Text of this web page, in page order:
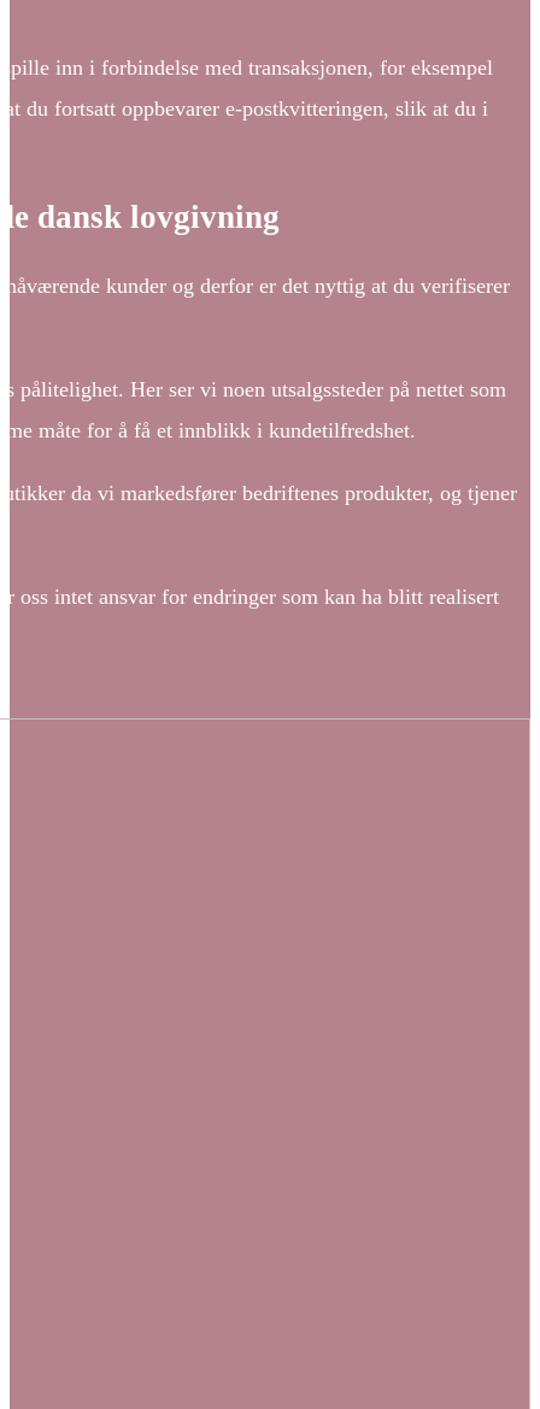
inn i forbindelse med transaksjonen, for eksempel
du fortsatt oppbevarer e-postkvitteringen, slik at du i
dansk lovgivning
kunder og derfor er det nyttig at du verifiserer
pålitelighet. Her ser vi noen utsalgssteder på nettet som
måte for å få et innblikk i kundetilfredshet.
da vi markedsfører bedriftenes produkter, og tjener
oss intet ansvar for endringer som kan ha blitt realisert